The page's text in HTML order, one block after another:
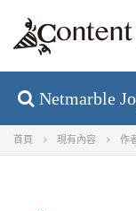
Netmarble
首頁 現有內容 作